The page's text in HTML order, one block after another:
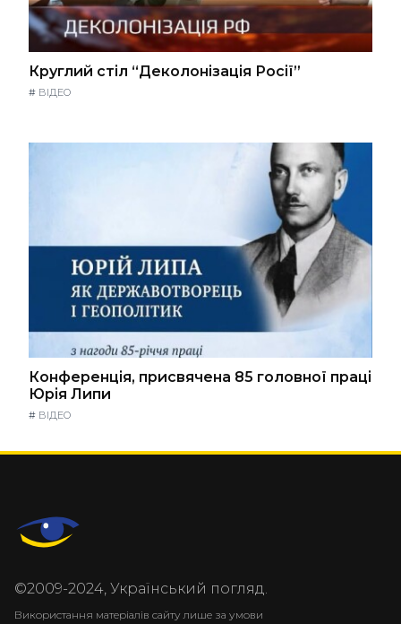
Круглий стіл “Деколонізація Росії”
# ВІДЕО
Конференція, присвячена 85 головної праці
Юрія Липи
# ВІДЕО
©2009-2024, Український погляд.
Використання матеріалів сайту лише за умови